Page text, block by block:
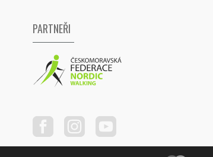
PARTNEŘI